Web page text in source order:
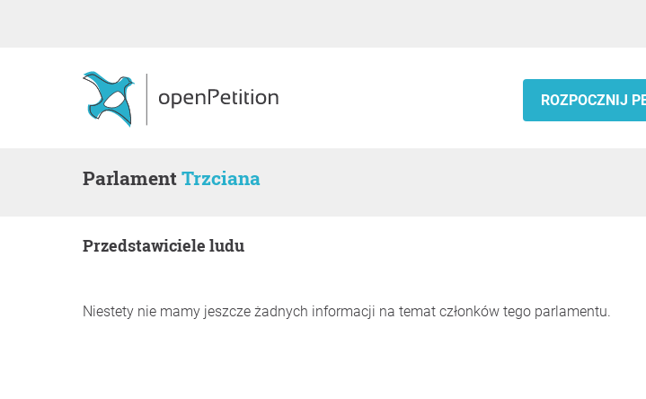
ROZPOCZNIJ
ParlamentTrzciana
Przedstawiciele ludu
Niestety nie mamy jeszcze żadnych informacji na temat członków tego parlamentu.